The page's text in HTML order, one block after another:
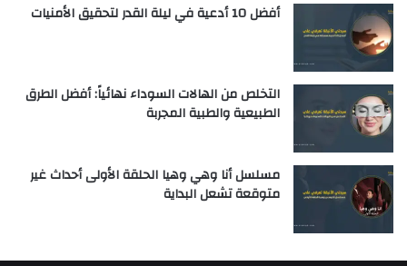
أفضل 10 أدعية في ليلة القدر لتحقيق الأمنيات
التخلص من الهالات السوداء نهائياً: أفضل الطرق
الطبيعية والطبية المجربة
مسلسل أنا وهي وهيا الحلقة الأولى أحداث غير
متوقعة تشعل البداية